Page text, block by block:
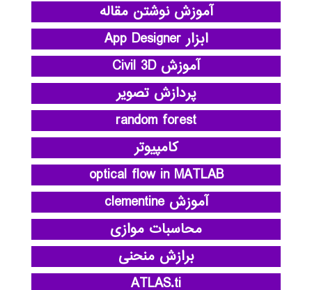
آموزش نوشتن مقاله
ابزار App Designer
آموزش Civil 3D
پردازش تصویر
random forest
کامپیوتر
optical flow in MATLAB
آموزش clementine
محاسبات موازی
برازش منحنی
ATLAS.ti